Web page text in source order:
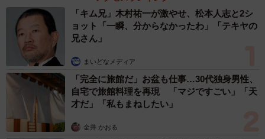
「キム兄」木村祐一が激やせ、松本人志と2シ
ョット「一瞬、分からなかったわ」「テキヤの
兄さん」
まいどなメディア
「完全に旅館だ」お盆も仕事…30代独身男性、
自宅で旅館料理を再現 「マジですごい」「天
才だ」「私もまねしたい」
金井 かおる